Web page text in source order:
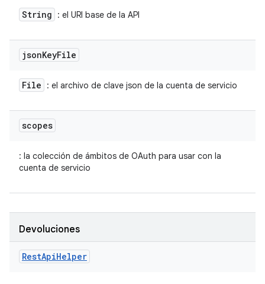
String : el URI base de la API
jsonKeyFile
File : el archivo de clave json de la cuenta de servicio
scopes
: la colección de ámbitos de OAuth para usar con la
cuenta de servicio
Devoluciones
RestApiHelper